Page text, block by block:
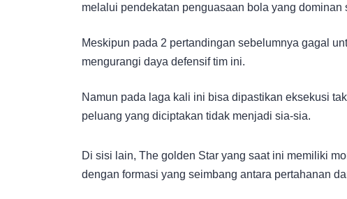
melalui pendekatan penguasaan bola yang dominan
Meskipun pada 2 pertandingan sebelumnya gagal
mengurangi daya defensif tim ini.
Namun pada laga kali ini bisa dipastikan eksekusi
peluang yang diciptakan tidak menjadi sia-sia.
Di sisi lain, The golden Star yang saat ini memiliki
dengan formasi yang seimbang antara pertahanan